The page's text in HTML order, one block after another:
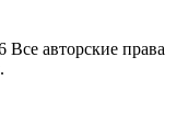
авторские права